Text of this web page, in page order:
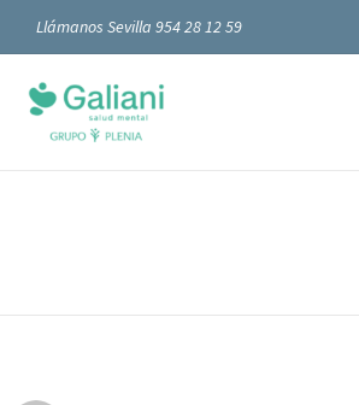
Llámanos Sevilla 954 28 12 59